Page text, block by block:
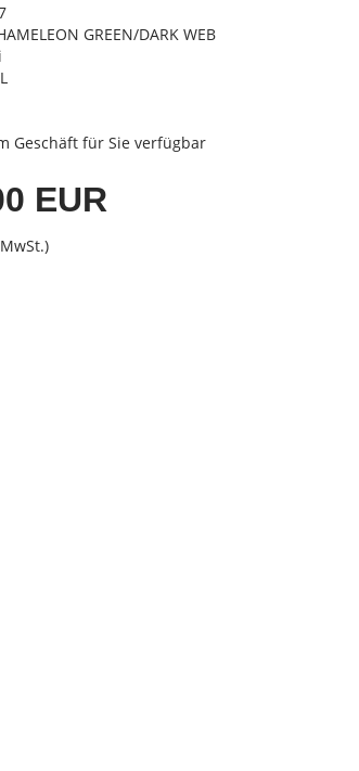
GREEN/DARK WEB
Geschäft für Sie verfügbar
EUR